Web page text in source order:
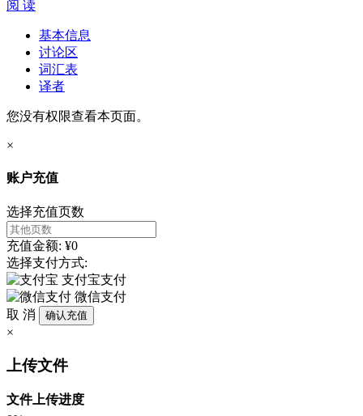
阅 读
基本信息
讨论区
词汇表
译者
您没有权限查看本页面。
×
账户充值
选择充值页数
充值金额: ¥0
选择支付方式:
支付宝支付
微信支付
取 消
确认充值
×
上传文件
文件上传进度